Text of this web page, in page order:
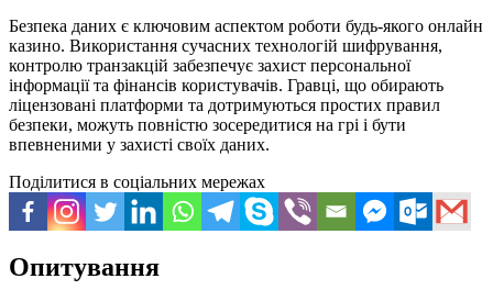
Безпека даних є ключовим аспектом роботи будь-якого онлайн
казино. Використання сучасних технологій шифрування,
контролю транзакцій забезпечує захист персональної
інформації та фінансів користувачів. Гравці, що обирають
ліцензовані платформи та дотримуються простих правил
безпеки, можуть повністю зосередитися на грі і бути
впевненими у захисті своїх даних.
Поділитися в соціальних мережах
Опитування